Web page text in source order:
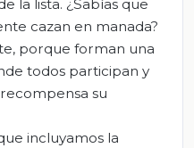
la lista. ¿Sabías que
cazan en manada?
porque forman una
todos participan y
su
incluyamos la